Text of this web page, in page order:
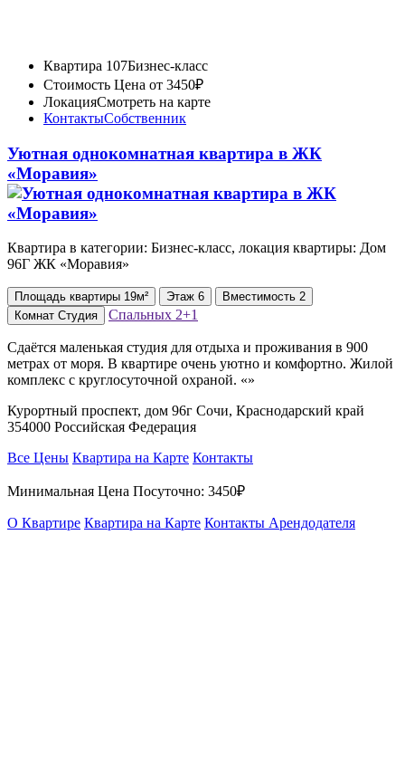
Квартира 107Бизнес-класс
Стоимость Цена от 3450₽
ЛокацияСмотреть на карте
КонтактыСобственник
Уютная однокомнатная квартира в ЖК
«Моравия»
Квартира в категории: Бизнес-класс, локация квартиры: Дом
96Г ЖК «Моравия»
Площадь квартиры 19м² Этаж 6 Вместимость 2
Комнат Студия Спальных 2+1
Сдаётся маленькая студия для отдыха и проживания в 900
метрах от моря. В квартире очень уютно и комфортно. Жилой
комплекс с круглосуточной охраной. «»
Курортный проспект, дом 96г Сочи, Краснодарский край
354000 Российская Федерация
Все Цены Квартира на Карте Контакты
Минимальная Цена Посуточно: 3450₽
О Квартире Квартира на Карте Контакты Арендодателя